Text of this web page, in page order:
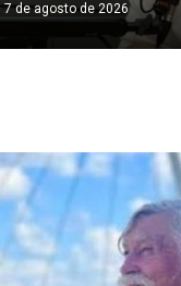
7 de agosto de 2026